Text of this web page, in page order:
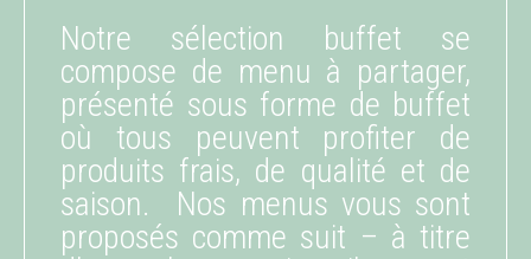
Notre sélection buffet se
compose de menu à partager,
présenté sous forme de buffet
où tous peuvent profiter de
produits frais, de qualité et de
saison.
Nos menus vous sont
proposés comme suit – à titre